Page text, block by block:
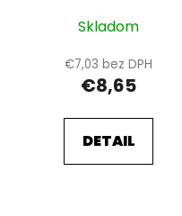
Skladom
€7,03 bez DPH
€8,65
DETAIL